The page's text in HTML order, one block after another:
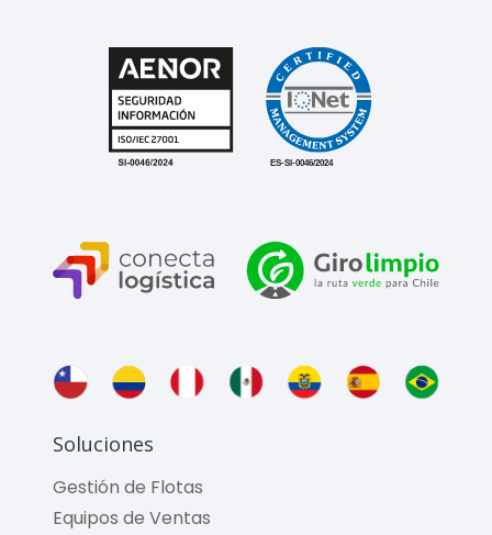
Soluciones
Gestión de Flotas
Equipos de Ventas